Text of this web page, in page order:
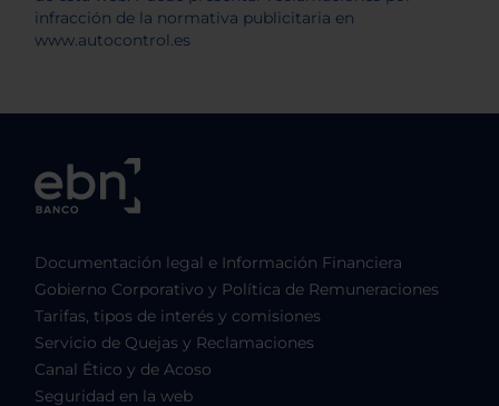
Documentación legal e Información Financiera
Gobierno Corporativo y Política de Remuneraciones
Tarifas, tipos de interés y comisiones
Servicio de Quejas y Reclamaciones
Canal Ético y de Acoso
Seguridad en la web